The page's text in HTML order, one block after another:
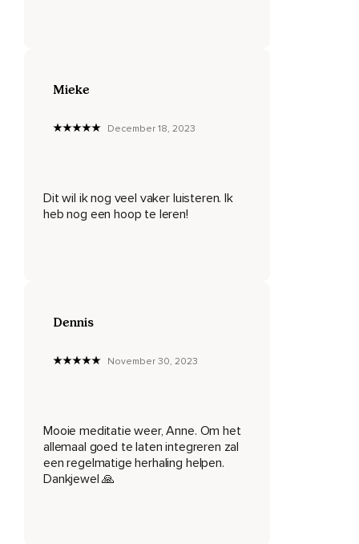
Maar je ware wezen,
Het is eeuwig,
Maar ik zeg niet dat het niet veranderlijk is.
Toen je in je lagere zelf verkeerde,
Iedere keer dat je besloot tot zo'n tweede keuze,
Heeft je ware zelf een stempel gedrukt op je
persoonlijkheid en daarom je persoonlijkheid verandert,
Mieke
December 18, 2023
Dit wil ik nog veel vaker luisteren. Ik
heb nog een hoop te leren!
Dennis
November 30, 2023
Mooie meditatie weer, Anne. Om het
allemaal goed te laten integreren zal
een regelmatige herhaling helpen.
Dankjewel 🙏